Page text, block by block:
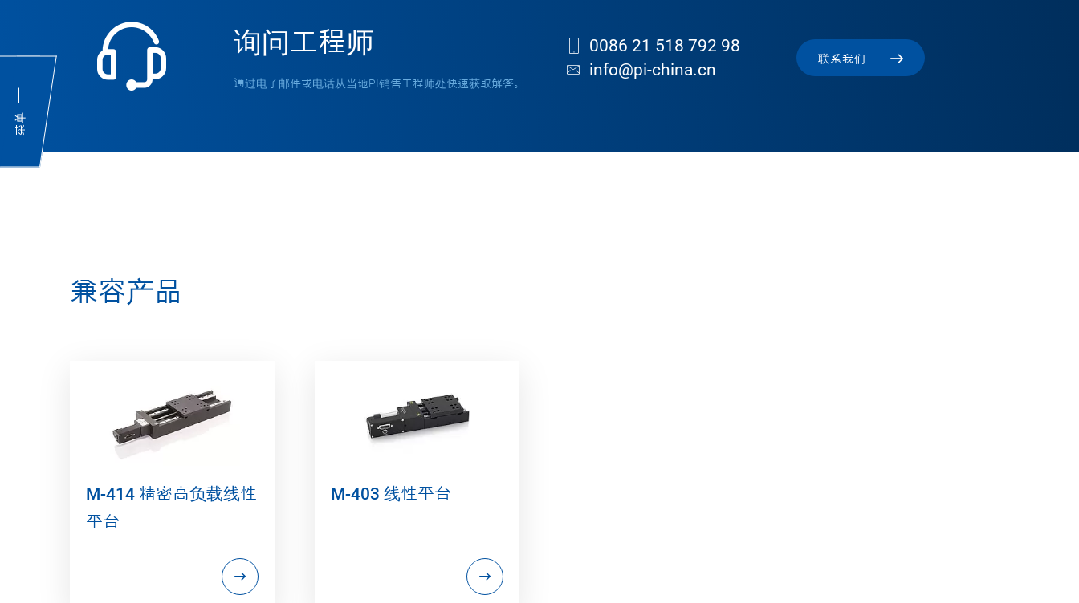
菜单
询问工程师
通过电子邮件或电话从当地PI销售工程师处快速获取解答。
0086 21 518 792 98
info@pi-china.cn
联系我们
兼容产品
M-414 精密高负载线性
平台
M-403 线性平台